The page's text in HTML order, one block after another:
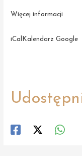
Kultury
Więcej informacji
iCal Kalendarz Google